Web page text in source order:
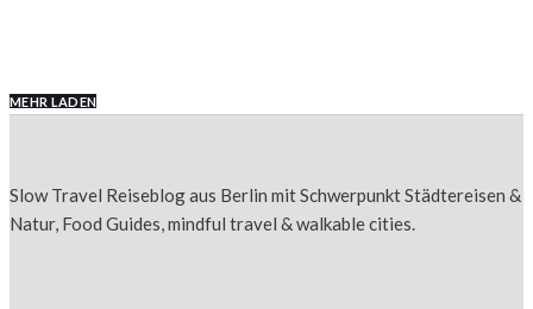
MEHR LADEN
Slow Travel Reiseblog aus Berlin mit Schwerpunkt Städtereisen &
Natur, Food Guides, mindful travel & walkable cities.